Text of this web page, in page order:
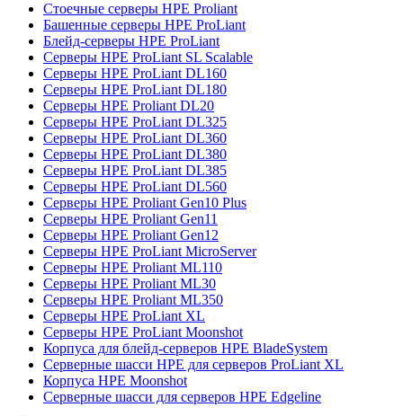
Стоечные серверы HPE Proliant
Башенные серверы HPE ProLiant
Блейд-серверы HPE ProLiant
Серверы HPE ProLiant SL Scalable
Серверы HPE ProLiant DL160
Серверы HPE ProLiant DL180
Серверы HPE Proliant DL20
Серверы HPE ProLiant DL325
Серверы HPE ProLiant DL360
Серверы HPE ProLiant DL380
Серверы HPE ProLiant DL385
Серверы HPE ProLiant DL560
Серверы HPE Proliant Gen10 Plus
Серверы HPE Proliant Gen11
Серверы HPE Proliant Gen12
Серверы HPE ProLiant MicroServer
Серверы HPE Proliant ML110
Серверы HPE Proliant ML30
Серверы HPE Proliant ML350
Серверы HPE ProLiant XL
Серверы HPE ProLiant Moonshot
Корпуса для блейд-серверов HPE BladeSystem
Серверные шасси HPE для серверов ProLiant XL
Корпуса HPE Moonshot
Серверные шасси для серверов HPE Edgeline